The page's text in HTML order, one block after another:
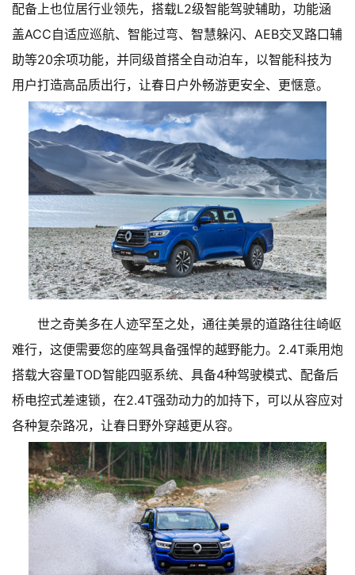
配备上也位居行业领先，搭载L2级智能驾驶辅助，功能涵
盖ACC自适应巡航、智能过弯、智慧躲闪、AEB交叉路口辅
助等20余项功能，并同级首搭全自动泊车，以智能科技为
用户打造高品质出行，让春日户外畅游更安全、更惬意。
世之奇美多在人迹罕至之处，通往美景的道路往往崎岖
难行，这便需要您的座驾具备强悍的越野能力。2.4T乘用炮
搭载大容量TOD智能四驱系统、具备4种驾驶模式、配备后
桥电控式差速锁，在2.4T强劲动力的加持下，可以从容应对
各种复杂路况，让春日野外穿越更从容。